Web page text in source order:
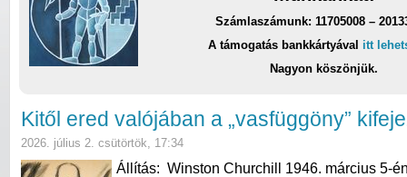
Számlaszámunk: 11705008 –
A támogatás bankkártyával itt
Nagyon köszönjük.
Kitől ered valójában a „vasfüggöny”
2026. július 2. csütörtök, 17:34
Állítás: Winston Churchill 1946. március 5-